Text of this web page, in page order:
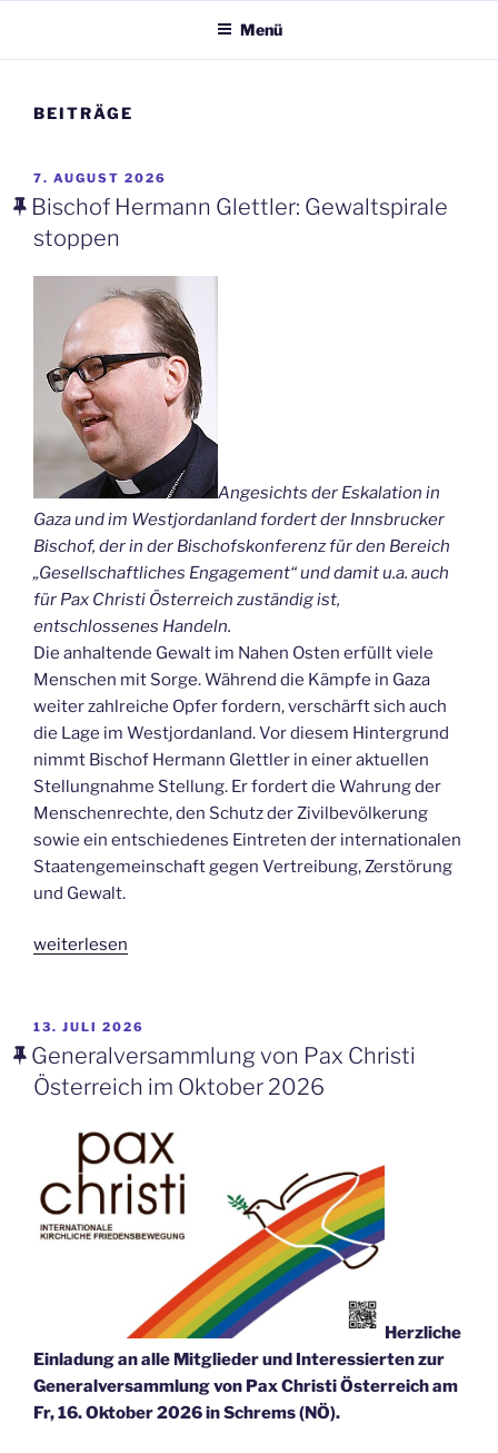
Menü
BEITRÄGE
VERÖFFENTLICHT
AM
7. AUGUST 2026
Bischof Hermann Glettler: Gewaltspirale
stoppen
Angesichts der Eskalation in
Gaza und im Westjordanland fordert der Innsbrucker
Bischof, der in der Bischofskonferenz für den Bereich
„Gesellschaftliches Engagement“ und damit u.a. auch
für Pax Christi Österreich zuständig ist,
entschlossenes Handeln.
Die anhaltende Gewalt im Nahen Osten erfüllt viele
Menschen mit Sorge. Während die Kämpfe in Gaza
weiter zahlreiche Opfer fordern, verschärft sich auch
die Lage im Westjordanland. Vor diesem Hintergrund
nimmt Bischof Hermann Glettler in einer aktuellen
Stellungnahme Stellung. Er fordert die Wahrung der
Menschenrechte, den Schutz der Zivilbevölkerung
sowie ein entschiedenes Eintreten der internationalen
Staatengemeinschaft gegen Vertreibung, Zerstörung
und Gewalt.
„Bischof
Gewaltspirale
stoppen“
weiterlesen
VERÖFFENTLICHT
AM
13. JULI 2026
Generalversammlung von Pax Christi
Österreich im Oktober 2026
Herzliche
Einladung an alle Mitglieder und Interessierten zur
Generalversammlung von Pax Christi Österreich am
Fr, 16. Oktober 2026 in Schrems (NÖ).